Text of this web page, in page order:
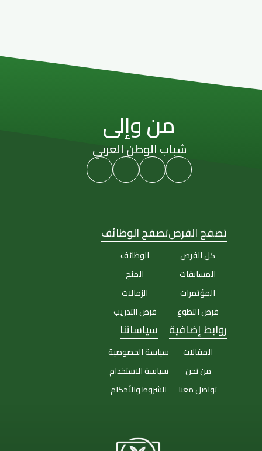
من وإلى
شباب الوطن العربي
تصفح الفرص
كل الفرص
المسابقات
المؤتمرات
فرص التطوع
تصفح الوظائف
الوظائف
المنح
الزمالات
فرص التدريب
روابط إضافية
المقالات
من نحن
تواصل معنا
سياساتنا
سياسة الخصوصية
سياسة الاستخدام
الشروط والأحكام